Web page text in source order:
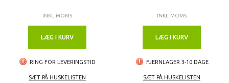
INKL. MOMS
LÆG I KURV
RING FOR LEVERINGSTID
SÆT PÅ HUSKELISTEN
INKL. MOMS
LÆG I KURV
FJERNLAGER 3-10 DAGE
SÆT PÅ HUSKELISTEN